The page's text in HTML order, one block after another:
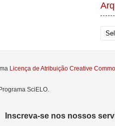
Licença de Atribuição Creative
SciELO.
Inscreva-se nos nossos